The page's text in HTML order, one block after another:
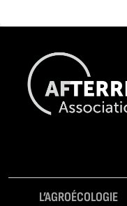
L’AGROÉCOLOGIE